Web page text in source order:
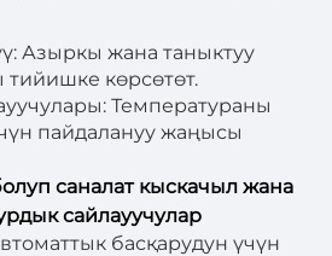
Азыркы жана таныктуу
көрсөтөт.
Температураны
пайдалануу жаңысы
саналат кыскачыл жана
сайлауучулар
басқарудун үчүн